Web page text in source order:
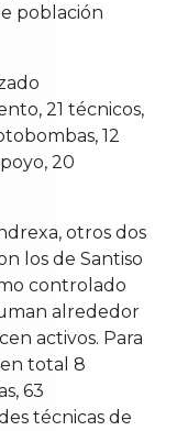
población
21 técnicos,
12
20
otros dos
los de Santiso
controlado
alrededor
activos. Para
total 8
63
técnicas de